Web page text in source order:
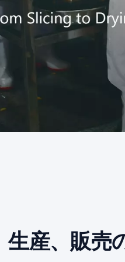
生産、販売